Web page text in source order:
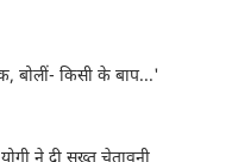
बोलीं- किसी के बाप...'